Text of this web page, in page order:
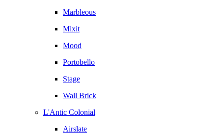
Marbleous
Mixit
Mood
Portobello
Stage
Wall Brick
L'Antic Colonial
Airslate